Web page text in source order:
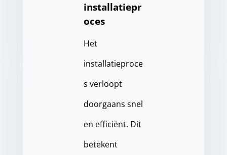
installatiepr
oces
Het
installatieproce
s verloopt
doorgaans snel
en efficiënt. Dit
betekent